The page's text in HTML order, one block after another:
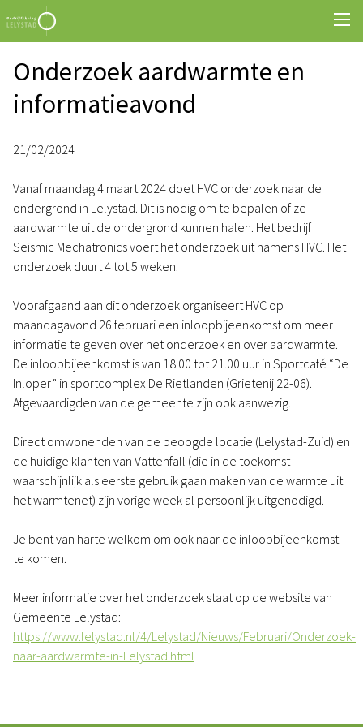
Onderzoek aardwarmte en
informatieavond
21/02/2024
Vanaf maandag 4 maart 2024 doet HVC onderzoek naar de
ondergrond in Lelystad. Dit is nodig om te bepalen of ze
aardwarmte uit de ondergrond kunnen halen. Het bedrijf
Seismic Mechatronics voert het onderzoek uit namens HVC. Het
onderzoek duurt 4 tot 5 weken.
Voorafgaand aan dit onderzoek organiseert HVC op
maandagavond 26 februari een inloopbijeenkomst om meer
informatie te geven over het onderzoek en over aardwarmte.
De inloopbijeenkomst is van 18.00 tot 21.00 uur in Sportcafé “De
Inloper” in sportcomplex De Rietlanden (Grietenij 22-06).
Afgevaardigden van de gemeente zijn ook aanwezig.
Direct omwonenden van de beoogde locatie (Lelystad-Zuid) en
de huidige klanten van Vattenfall (die in de toekomst
waarschijnlijk als eerste gebruik gaan maken van de warmte uit
het warmtenet) zijn vorige week al persoonlijk uitgenodigd.
Je bent van harte welkom om ook naar de inloopbijeenkomst
te komen.
Meer informatie over het onderzoek staat op de website van
Gemeente Lelystad:
https://www.lelystad.nl/4/Lelystad/Nieuws/Februari/Onderzoek-
naar-aardwarmte-in-Lelystad.html